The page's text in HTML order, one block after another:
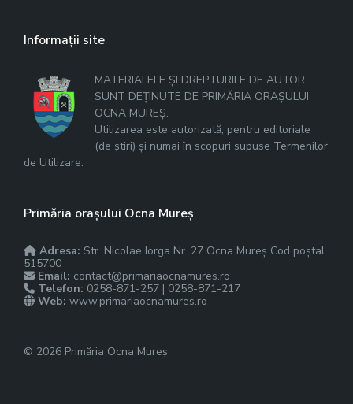
Informații site
MATERIALELE ȘI DREPTURILE DE AUTOR
SUNT DEȚINUTE DE PRIMĂRIA ORAȘULUI
OCNA MUREȘ.
Utilizarea este autorizată, pentru editoriale
(de știri) și numai în scopuri supuse Termenilor
de Utilizare.
Primăria orașului Ocna Mureș
Adresa: Str. Nicolae Iorga Nr. 27 Ocna Mureș Cod poștal
515700
Email: contact@primariaocnamures.ro
Telefon: 0258-871-257 | 0258-871-217
Web: www.primariaocnamures.ro
© 2026 Primăria Ocna Mureș